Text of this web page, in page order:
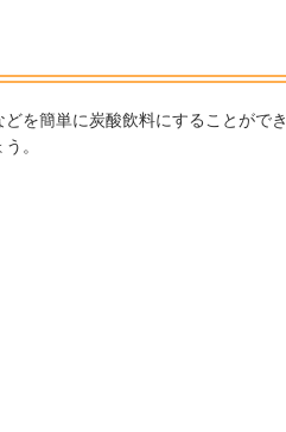
を簡単に炭酸飲料にすることができ
。